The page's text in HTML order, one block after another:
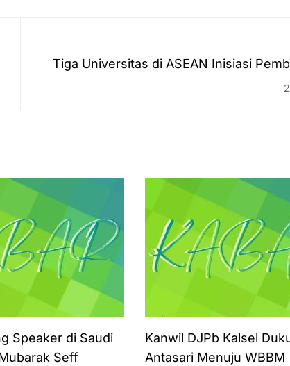
Tiga Universitas di ASEAN Inisiasi
Lajnah
Speaker di Saudi
Seff
Kanwil DJPb Kalsel
Antasari Menuju WBBM